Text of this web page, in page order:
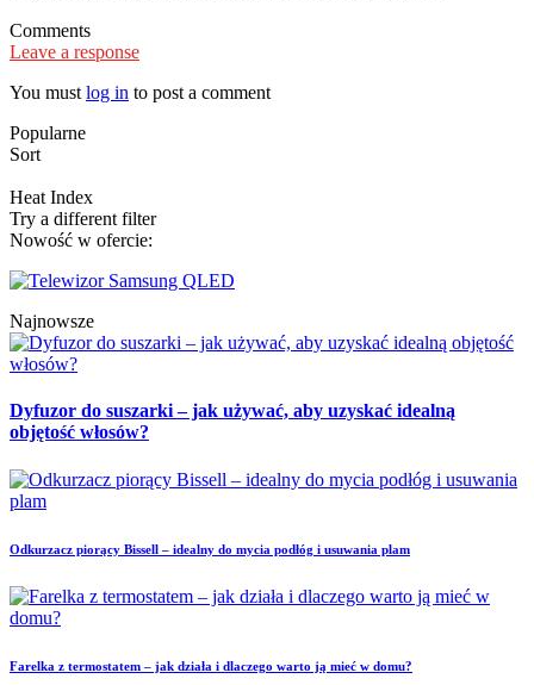
Comments
Leave a response
You must log in to post a comment
Popularne
Sort
Heat Index
Try a different filter
Nowość w ofercie:
Najnowsze
Dyfuzor do suszarki – jak używać, aby uzyskać idealną
objętość włosów?
Odkurzacz piorący Bissell – idealny do mycia podłóg i usuwania plam
Farelka z termostatem – jak działa i dlaczego warto ją mieć w domu?